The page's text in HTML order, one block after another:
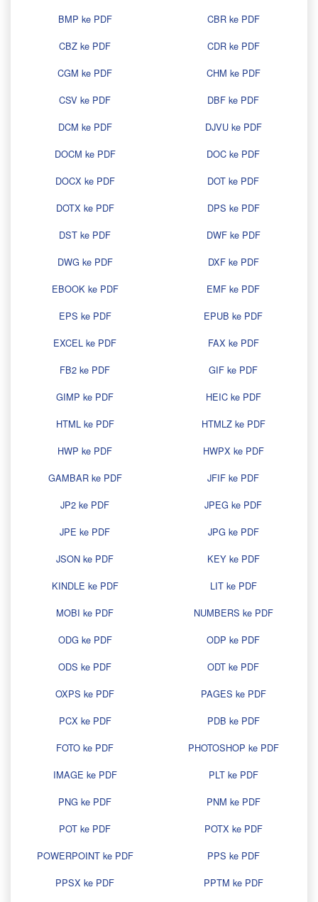
BMP ke PDF
CBR ke PDF
CBZ ke PDF
CDR ke PDF
CGM ke PDF
CHM ke PDF
CSV ke PDF
DBF ke PDF
DCM ke PDF
DJVU ke PDF
DOCM ke PDF
DOC ke PDF
DOCX ke PDF
DOT ke PDF
DOTX ke PDF
DPS ke PDF
DST ke PDF
DWF ke PDF
DWG ke PDF
DXF ke PDF
EBOOK ke PDF
EMF ke PDF
EPS ke PDF
EPUB ke PDF
EXCEL ke PDF
FAX ke PDF
FB2 ke PDF
GIF ke PDF
GIMP ke PDF
HEIC ke PDF
HTML ke PDF
HTMLZ ke PDF
HWP ke PDF
HWPX ke PDF
GAMBAR ke PDF
JFIF ke PDF
JP2 ke PDF
JPEG ke PDF
JPE ke PDF
JPG ke PDF
JSON ke PDF
KEY ke PDF
KINDLE ke PDF
LIT ke PDF
MOBI ke PDF
NUMBERS ke PDF
ODG ke PDF
ODP ke PDF
ODS ke PDF
ODT ke PDF
OXPS ke PDF
PAGES ke PDF
PCX ke PDF
PDB ke PDF
FOTO ke PDF
PHOTOSHOP ke PDF
IMAGE ke PDF
PLT ke PDF
PNG ke PDF
PNM ke PDF
POT ke PDF
POTX ke PDF
POWERPOINT ke PDF
PPS ke PDF
PPSX ke PDF
PPTM ke PDF